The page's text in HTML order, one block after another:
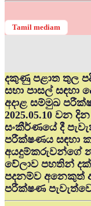
Tamil mediam
දකුණු පළාත තුල
සභා පාසල් සඳහා
අදාළ සම්මුඛ
2025.05.10 වන
සංකීර්ණයේ දී
පරීක්ෂණය සඳහා
අයදුම්කරුවන්ගේ
වේලාව පහතින්
පදනම්ව අනෙකුත්
පරීක්ෂණ